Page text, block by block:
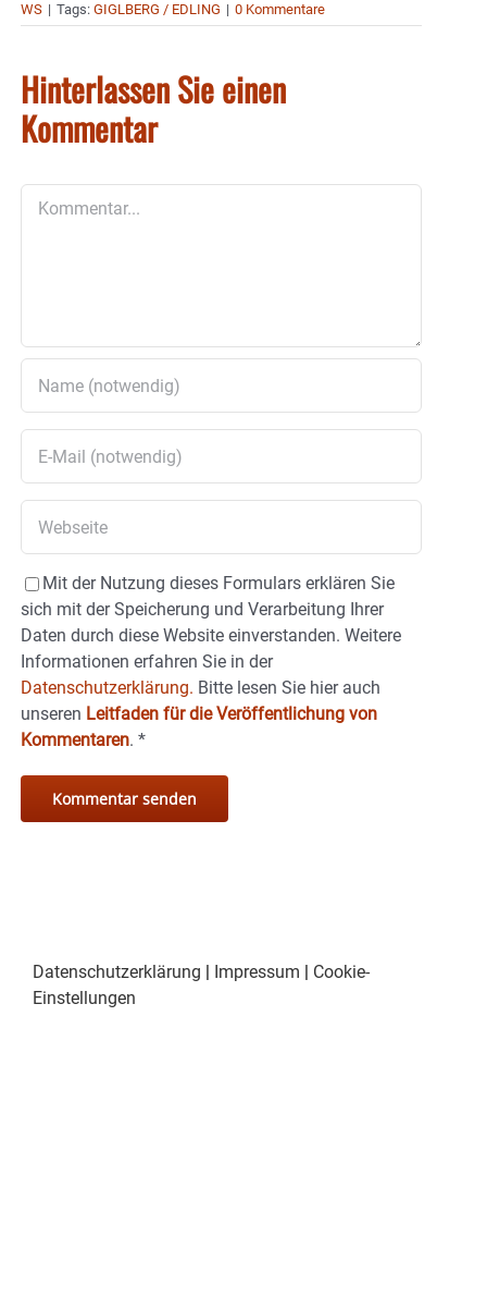
WS | Tags: GIGLBERG / EDLING | 0 Kommentare
Hinterlassen Sie einen
Kommentar
Mit der Nutzung dieses Formulars erklären Sie
sich mit der Speicherung und Verarbeitung Ihrer
Daten durch diese Website einverstanden. Weitere
Informationen erfahren Sie in der
Datenschutzerklärung. Bitte lesen Sie hier auch
unseren Leitfaden für die Veröffentlichung von
Kommentaren. *
Datenschutzerklärung | Impressum | Cookie-
Einstellungen